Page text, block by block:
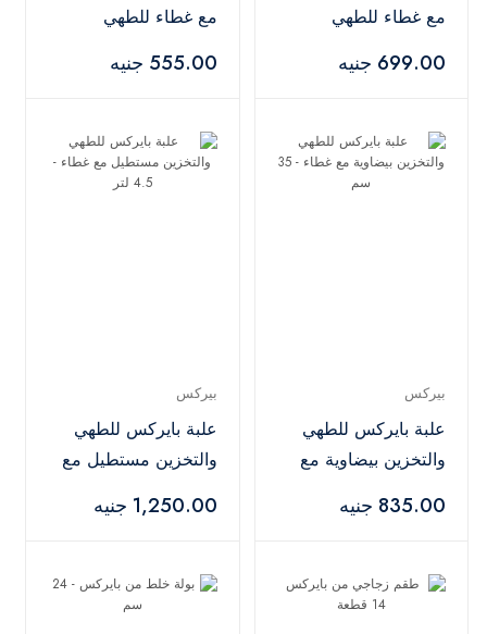
مع غطاء للطهي
699.00 جنيه
مع غطاء للطهي
555.00 جنيه
بيركس
علبة بايركس للطهي
والتخزين بيضاوية مع
835.00 جنيه
بيركس
علبة بايركس للطهي
والتخزين مستطيل مع
1,250.00 جنيه